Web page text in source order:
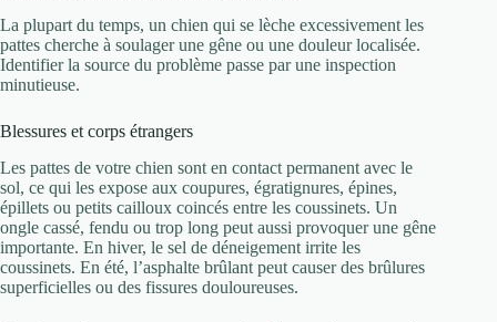
La plupart du temps, un chien qui se lèche excessivement les
pattes cherche à soulager une gêne ou une douleur localisée.
Identifier la source du problème passe par une inspection
minutieuse.
Blessures et corps étrangers
Les pattes de votre chien sont en contact permanent avec le
sol, ce qui les expose aux coupures, égratignures, épines,
épillets ou petits cailloux coincés entre les coussinets. Un
ongle cassé, fendu ou trop long peut aussi provoquer une gêne
importante. En hiver, le sel de déneigement irrite les
coussinets. En été, l’asphalte brûlant peut causer des brûlures
superficielles ou des fissures douloureuses.